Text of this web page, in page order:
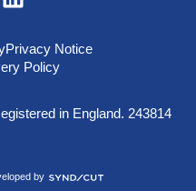
i
t
u
n
L
e
in England. 243814
Privacy Notice
Policy
by S